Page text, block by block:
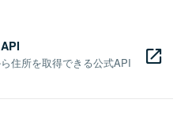
住所を取得できる公式API